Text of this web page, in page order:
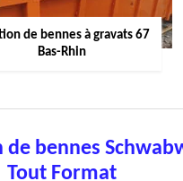
de bennes à gravats 67
Bas-Rhin
bennes
Tout Format